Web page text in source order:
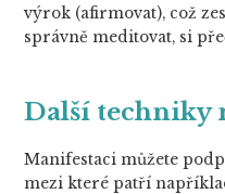
výrok (afirmovat), což
správně meditovat, si
Další techniky
Manifestaci můžete
mezi které patří